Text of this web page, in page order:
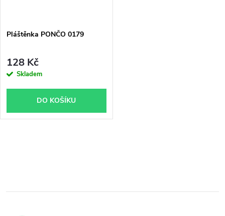
Pláštěnka PONČO 0179
128 Kč
Skladem
DO KOŠÍKU
l